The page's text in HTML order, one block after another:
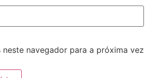
neste navegador para a próxima vez